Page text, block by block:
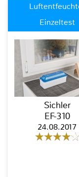
Einzeltest
Sichler
EF-310
24.08.2017